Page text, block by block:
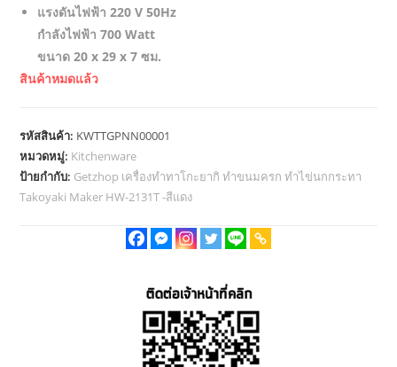
แรงดันไฟฟ้า 220 V 50Hz
กำลังไฟฟ้า 700 Watt
ขนาด 20 x 29 x 7 ซม.
สินค้าหมดแล้ว
รหัสสินค้า: KWTTGPNN00001
หมวดหมู่: Kitchenware
ป้ายกำกับ: Getzhop เครื่องทำทาโกะยากิ ทำขนมครก ทำไข่นกกระทา
Takoyaki Maker HW-2131T -สีแดง